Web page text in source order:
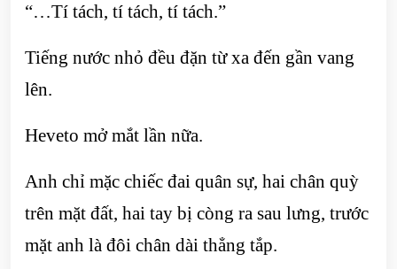
“…Tí tách, tí tách, tí tách.”
Tiếng nước nhỏ đều đặn từ xa đến gần vang
lên.
Heveto mở mắt lần nữa.
Anh chỉ mặc chiếc đai quân sự, hai chân quỳ
trên mặt đất, hai tay bị còng ra sau lưng, trước
mặt anh là đôi chân dài thẳng tắp.